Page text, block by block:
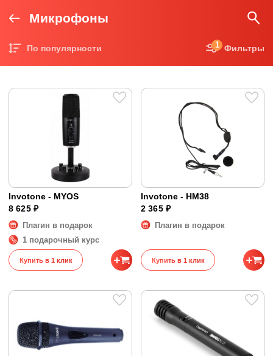
Микрофоны
По популярности Фильтры
1
Invotone - MYOS
8 625 ₽
Плагин в подарок
1 подарочный курс
Купить в 1 клик
Invotone - HM38
2 365 ₽
Плагин в подарок
Купить в 1 клик